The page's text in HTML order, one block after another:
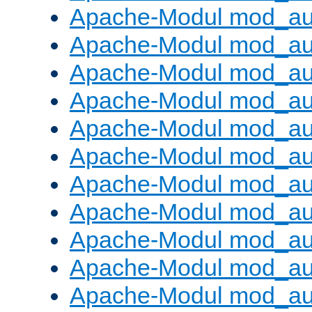
Apache-Modul
Apache-Modul
Apache-Modul
Apache-Modul
Apache-Modul
Apache-Modul
Apache-Modul
Apache-Modul
Apache-Modul
Apache-Modul
Apache-Modul